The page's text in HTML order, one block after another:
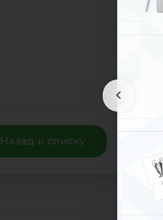
Назад к списку